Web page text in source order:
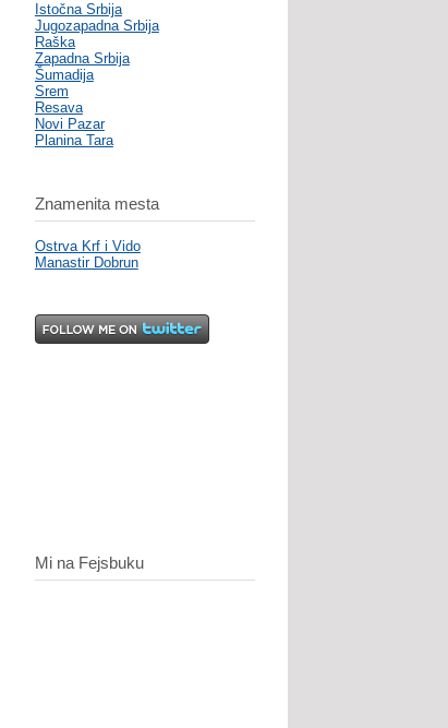
Istočna Srbija
Jugozapadna Srbija
Raška
Zapadna Srbija
Šumadija
Srem
Resava
Novi Pazar
Planina Tara
Znamenita mesta
Ostrva Krf i Vido
Manastir Dobrun
Mi na Fejsbuku